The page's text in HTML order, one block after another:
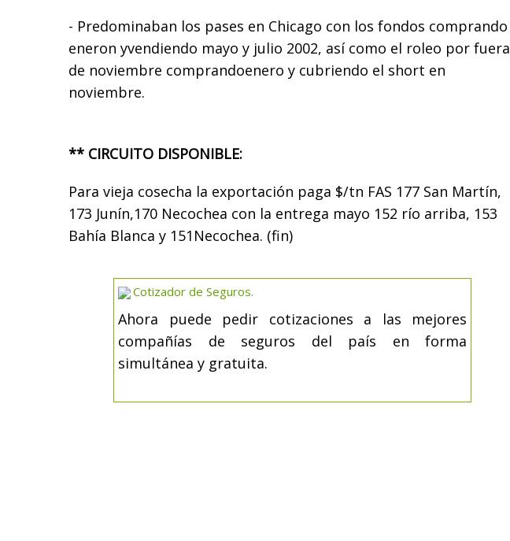
- Predominaban los pases en Chicago con los fondos comprando
eneron yvendiendo mayo y julio 2002, así como el roleo por fuera
de noviembre comprandoenero y cubriendo el short en
noviembre.
** CIRCUITO DISPONIBLE:
Para vieja cosecha la exportación paga $/tn FAS 177 San Martín,
173 Junín,170 Necochea con la entrega mayo 152 río arriba, 153
Bahía Blanca y 151Necochea. (fin)
Cotizador de Seguros.
Ahora puede pedir cotizaciones a las mejores
compañías de seguros del país en forma
simultánea y gratuita.